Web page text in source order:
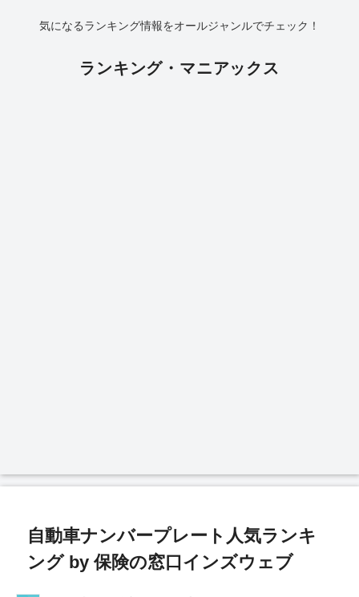
気になるランキング情報をオールジャンルでチェック！
ランキング・マニアックス
自動車ナンバープレート人気ランキ
ング by 保険の窓口インズウェブ